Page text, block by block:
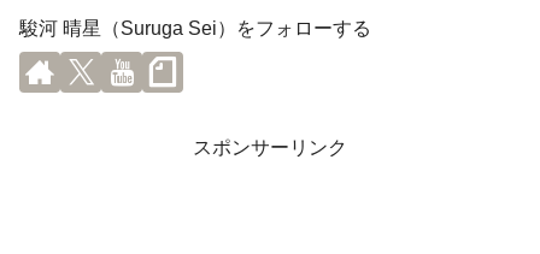
駿河 晴星（Suruga Sei）をフォローする
スポンサーリンク